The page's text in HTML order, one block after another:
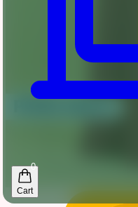
0
Cart